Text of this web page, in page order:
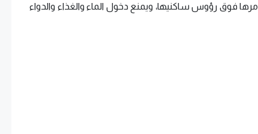
فوق رؤوس ساكنيها، ويمنع دخول الماء والغذاء والدواء